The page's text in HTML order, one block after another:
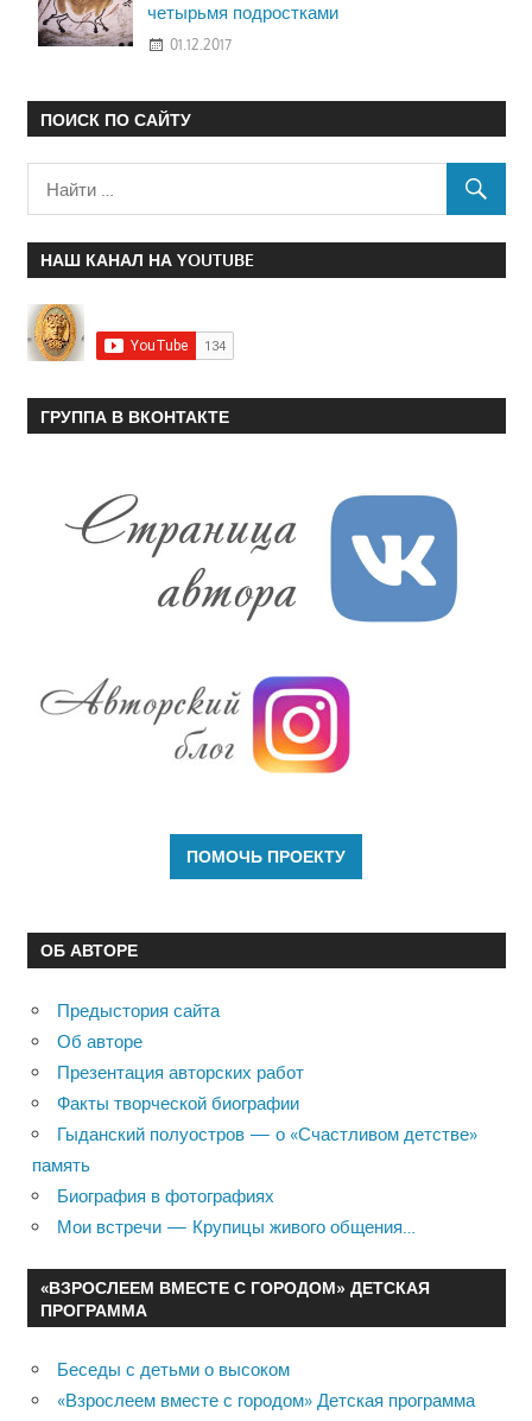
четырьмя подростками
01.12.2017
ПОИСК ПО САЙТУ
НАШ КАНАЛ НА YOUTUBE
ГРУППА В ВКОНТАКТЕ
ОБ АВТОРЕ
Предыстория сайта
Об авторе
Презентация авторских работ
Факты творческой биографии
Гыданский полуостров — о «Счастливом детстве»
память
Биография в фотографиях
Мои встречи — Крупицы живого общения…
«ВЗРОСЛЕЕМ ВМЕСТЕ С ГОРОДОМ» ДЕТСКАЯ
ПРОГРАММА
Беседы с детьми о высоком
«Взрослеем вместе с городом» Детская программа